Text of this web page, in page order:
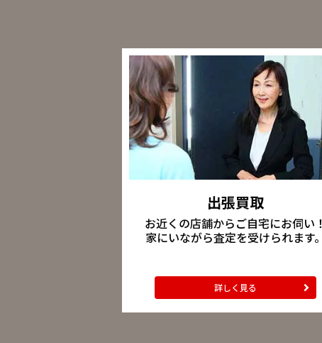
出張買取
お近くの店舗からご自宅にお伺い！
家にいながら査定を受けられます。
詳しく見る